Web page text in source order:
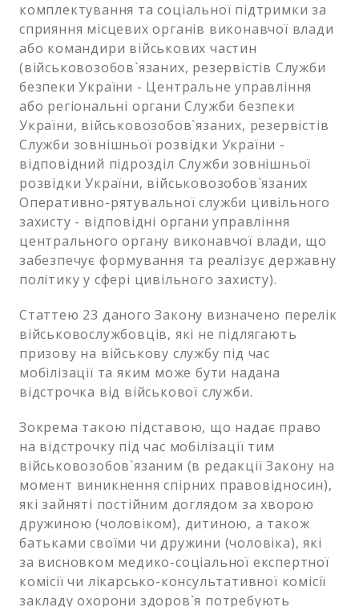
комплектування та соціальної підтримки за
сприяння місцевих органів виконавчої влади
або командири військових частин
(військовозобов`язаних, резервістів Служби
безпеки України - Центральне управління
або регіональні органи Служби безпеки
України, військовозобов`язаних, резервістів
Служби зовнішньої розвідки України -
відповідний підрозділ Служби зовнішньої
розвідки України, військовозобов`язаних
Оперативно-рятувальної служби цивільного
захисту - відповідні органи управління
центрального органу виконавчої влади, що
забезпечує формування та реалізує державну
політику у сфері цивільного захисту).
Статтею 23 даного Закону визначено перелік
військовослужбовців, які не підлягають
призову на військову службу під час
мобілізації та яким може бути надана
відстрочка від військової служби.
Зокрема такою підставою, що надає право
на відстрочку під час мобілізації тим
військовозобов`язаним (в редакції Закону на
момент виникнення спірних правовідносин),
які зайняті постійним доглядом за хворою
дружиною (чоловіком), дитиною, а також
батьками своїми чи дружини (чоловіка), які
за висновком медико-соціальної експертної
комісії чи лікарсько-консультативної комісії
закладу охорони здоров`я потребують